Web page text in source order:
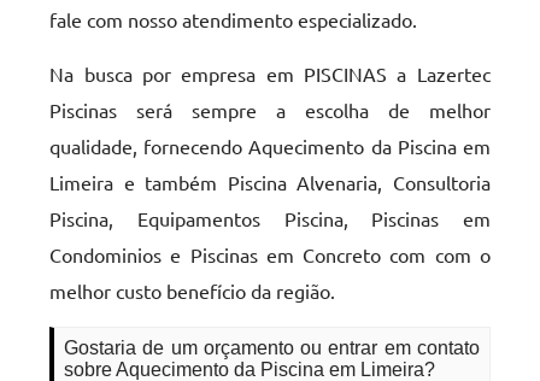
fale com nosso atendimento especializado.
Na busca por empresa em PISCINAS a Lazertec
Piscinas será sempre a escolha de melhor
qualidade, fornecendo Aquecimento da Piscina em
Limeira e também Piscina Alvenaria, Consultoria
Piscina, Equipamentos Piscina, Piscinas em
Condominios e Piscinas em Concreto com com o
melhor custo benefício da região.
Gostaria de um orçamento ou entrar em contato
sobre Aquecimento da Piscina em Limeira?